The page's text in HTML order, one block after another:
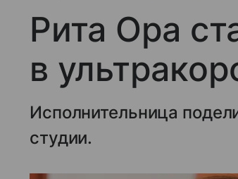
Рита Ора
в
Исполнительница
студии.